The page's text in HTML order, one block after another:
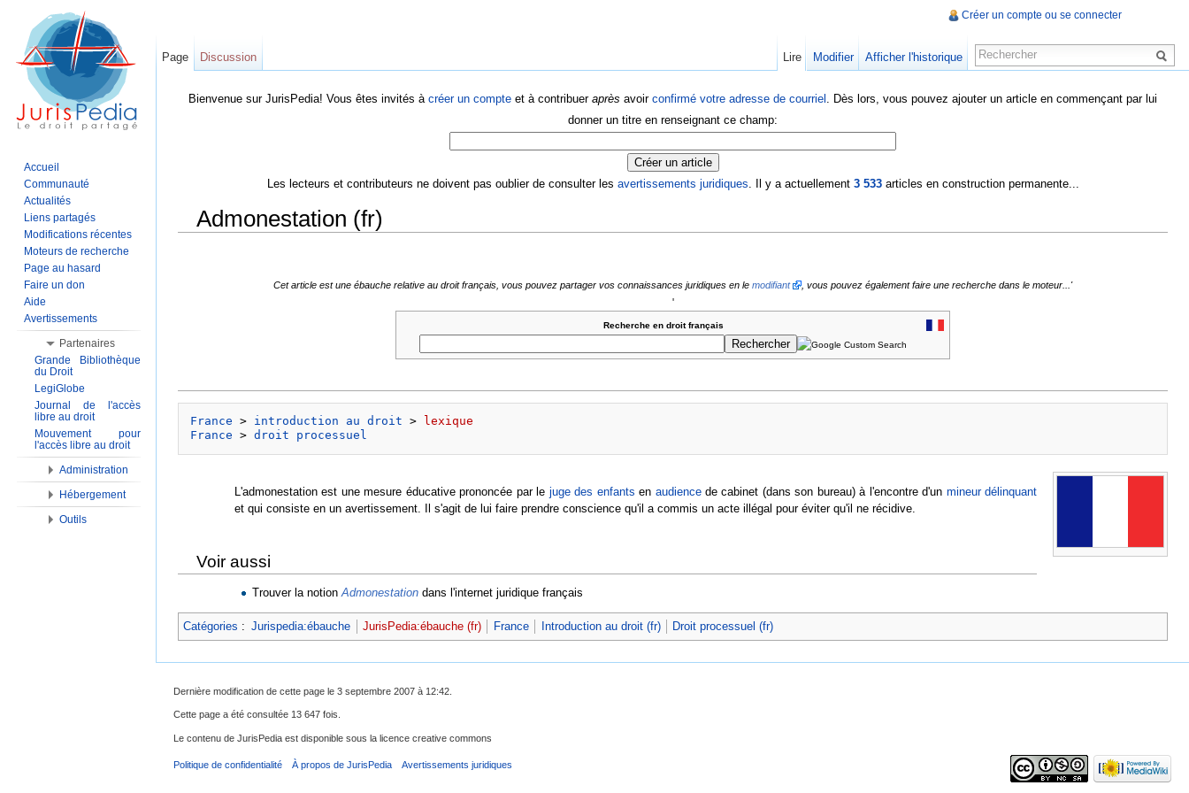
Bienvenue sur JurisPedia! Vous êtes invités à créer un compte et à contribuer après avoir confirmé votre adresse de courriel . Dès lors, vous pouvez ajouter un article en commençant par lui
donner un titre en renseignant ce champ:
Les lecteurs et contributeurs ne doivent pas oublier de consulter les avertissements juridiques. Il y a actuellement 3 533articles en construction permanente...
Admonestation (fr)
Cet article est une ébauche relative au droit français, vous pouvez partager vos connaissances juridiques en le modifiant
, vous pouvez également faire une recherche dans le moteur...'
'
Recherche en droit français
France > introduction au droit >
lexique
France > droit processuel
L'admonestation est une mesure éducative prononcée par le juge des enfants en audiencede cabinet (dans son bureau) à l'encontre d'un mineur délinquant
et qui consiste en un avertissement. Il s'agit de lui faire prendre conscience qu'il a commis un acte illégal pour éviter qu'il ne récidive.
Voir aussi
Trouver la notionAdmonestation dans l'internet juridique français
Catégories : Jurispedia:ébauche JurisPedia:ébauche (fr) France Introduction au droit (fr) Droit processuel (fr)
Créer un compte ou se connecter
Page Discussion Lire Modifier Afficher l'historique
Accueil
Communauté
Actualités
Liens partagés
Modifications récentes
Moteurs de recherche
Page au hasard
Faire un don
Aide
Avertissements
Partenaires
Grande Bibliothèque
du Droit
LegiGlobe
Journal de l'accès
libre au droit
Mouvement pour
l'accès libre au droit
Administration
Hébergement
Outils
Dernière modification de cette page le 3 septembre 2007 à 12:42.
Cette page a été consultée 13 647 fois.
Le contenu de JurisPedia est disponible sous la licence creative commons
Politique de confidentialité À propos de JurisPedia Avertissements juridiques